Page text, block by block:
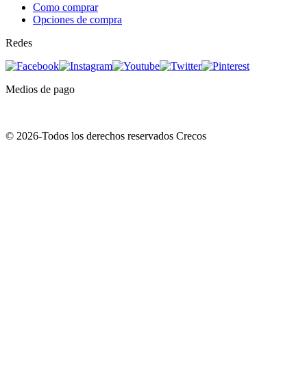
Como comprar
Opciones de compra
Redes
Medios de pago
© 2026-Todos los derechos reservados Crecos